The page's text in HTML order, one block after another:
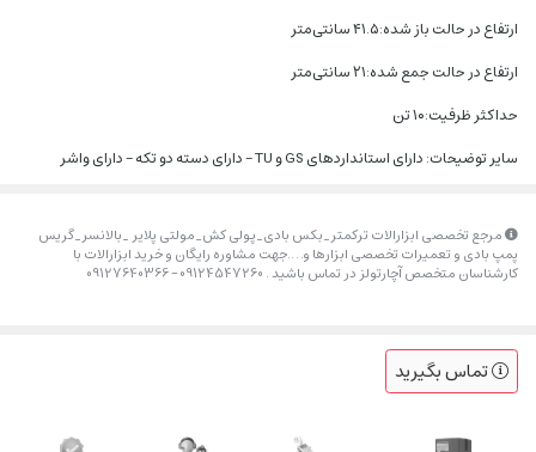
ارتفاع در حالت باز شده:۴۱.۵ سانتی‌متر
ارتفاع در حالت جمع شده:۲۱ سانتی‌متر
حداکثر ظرفیت:۱۰ تن
سایر توضیحات: دارای استانداردهای GS و TU - دارای دسته دو تکه - دارای واشر
مرجع تخصصی ابزارالات ترکمتر_بکس بادی_پولی کش_مولتی پلایر _بالانسر_گریس
پمپ بادی و تعمیرات تخصصی ابزارها و….جهت مشاوره رایگان و خرید ابزارالات با
کارشناسان متخصص آچارتولز در تماس باشید . 09124547260 – 09127640366
تماس بگیرید